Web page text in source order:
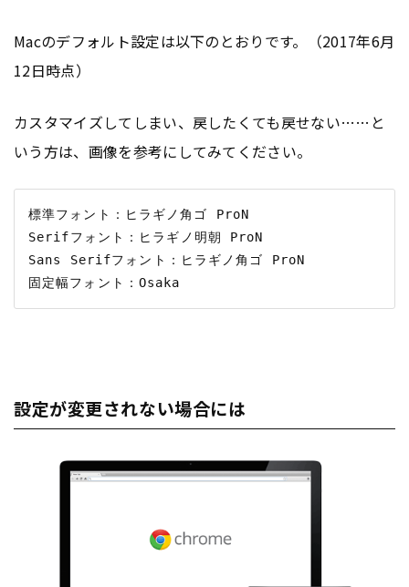
Macのデフォルト設定は以下のとおりです。（2017年6月
12日時点）
カスタマイズしてしまい、戻したくても戻せない……と
いう方は、画像を参考にしてみてください。
標準フォント：ヒラギノ角ゴ ProN
Serifフォント：ヒラギノ明朝 ProN
Sans Serifフォント：ヒラギノ角ゴ ProN
設定が変更されない場合には